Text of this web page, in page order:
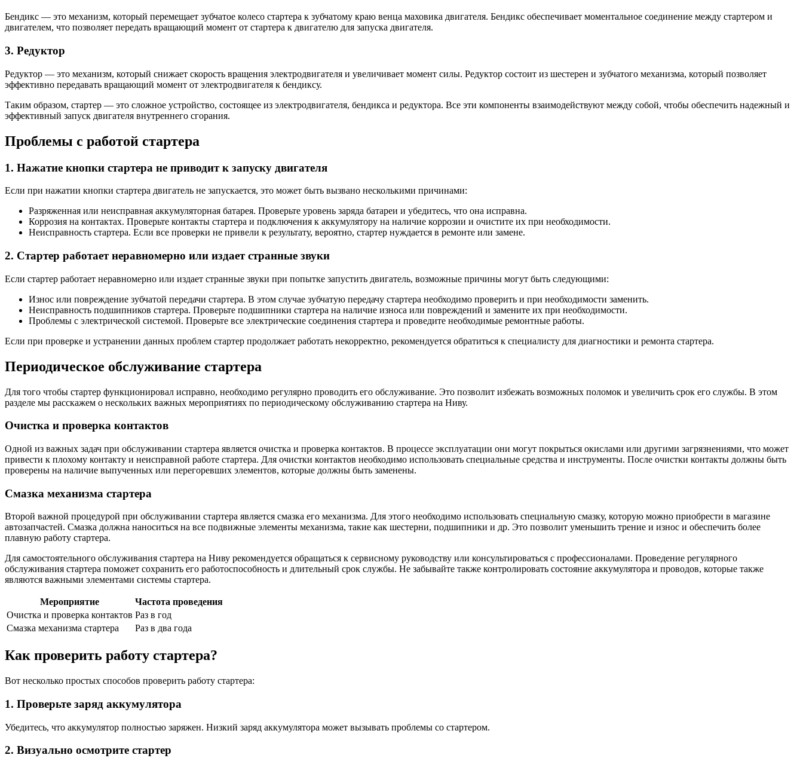
Бендикс — это механизм, который перемещает зубчатое колесо стартера к зубчатому краю венца маховика двигателя. Бендикс обеспечивает моментальное соединение между стартером и
двигателем, что позволяет передать вращающий момент от стартера к двигателю для запуска двигателя.
3. Редуктор
Редуктор — это механизм, который снижает скорость вращения электродвигателя и увеличивает момент силы. Редуктор состоит из шестерен и зубчатого механизма, который позволяет
эффективно передавать вращающий момент от электродвигателя к бендиксу.
Таким образом, стартер — это сложное устройство, состоящее из электродвигателя, бендикса и редуктора. Все эти компоненты взаимодействуют между собой, чтобы обеспечить надежный и
эффективный запуск двигателя внутреннего сгорания.
Проблемы с работой стартера
1. Нажатие кнопки стартера не приводит к запуску двигателя
Если при нажатии кнопки стартера двигатель не запускается, это может быть вызвано несколькими причинами:
Разряженная или неисправная аккумуляторная батарея. Проверьте уровень заряда батареи и убедитесь, что она исправна.
Коррозия на контактах. Проверьте контакты стартера и подключения к аккумулятору на наличие коррозии и очистите их при необходимости.
Неисправность стартера. Если все проверки не привели к результату, вероятно, стартер нуждается в ремонте или замене.
2. Стартер работает неравномерно или издает странные звуки
Если стартер работает неравномерно или издает странные звуки при попытке запустить двигатель, возможные причины могут быть следующими:
Износ или повреждение зубчатой передачи стартера. В этом случае зубчатую передачу стартера необходимо проверить и при необходимости заменить.
Неисправность подшипников стартера. Проверьте подшипники стартера на наличие износа или повреждений и замените их при необходимости.
Проблемы с электрической системой. Проверьте все электрические соединения стартера и проведите необходимые ремонтные работы.
Если при проверке и устранении данных проблем стартер продолжает работать некорректно, рекомендуется обратиться к специалисту для диагностики и ремонта стартера.
Периодическое обслуживание стартера
Для того чтобы стартер функционировал исправно, необходимо регулярно проводить его обслуживание. Это позволит избежать возможных поломок и увеличить срок его службы. В этом
разделе мы расскажем о нескольких важных мероприятиях по периодическому обслуживанию стартера на Ниву.
Очистка и проверка контактов
Одной из важных задач при обслуживании стартера является очистка и проверка контактов. В процессе эксплуатации они могут покрыться окислами или другими загрязнениями, что может
привести к плохому контакту и неисправной работе стартера. Для очистки контактов необходимо использовать специальные средства и инструменты. После очистки контакты должны быть
проверены на наличие выпученных или перегоревших элементов, которые должны быть заменены.
Смазка механизма стартера
Второй важной процедурой при обслуживании стартера является смазка его механизма. Для этого необходимо использовать специальную смазку, которую можно приобрести в магазине
автозапчастей. Смазка должна наноситься на все подвижные элементы механизма, такие как шестерни, подшипники и др. Это позволит уменьшить трение и износ и обеспечить более
плавную работу стартера.
Для самостоятельного обслуживания стартера на Ниву рекомендуется обращаться к сервисному руководству или консультироваться с профессионалами. Проведение регулярного
обслуживания стартера поможет сохранить его работоспособность и длительный срок службы. Не забывайте также контролировать состояние аккумулятора и проводов, которые также
являются важными элементами системы стартера.
Мероприятие
Частота проведения
Очистка и проверка контактов Раз в год
Смазка механизма стартера
Раз в два года
Как проверить работу стартера?
Вот несколько простых способов проверить работу стартера:
1. Проверьте заряд аккумулятора
Убедитесь, что аккумулятор полностью заряжен. Низкий заряд аккумулятора может вызывать проблемы со стартером.
2. Визуально осмотрите стартер